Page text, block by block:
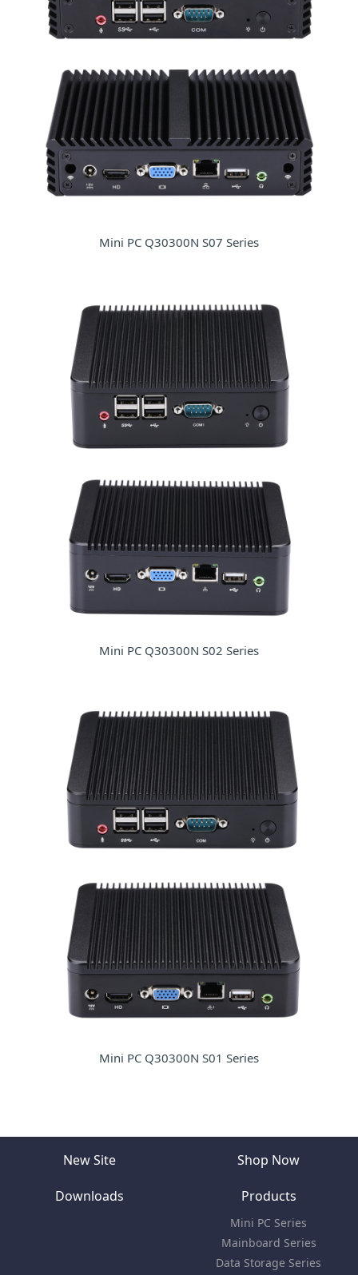
Mini PC Q30300N S07 Series
Mini PC Q30300N S02 Series
Mini PC Q30300N S01 Series
New Site Shop Now
Downloads Products
Mini PC Series
Mainboard Series
Data Storage Series